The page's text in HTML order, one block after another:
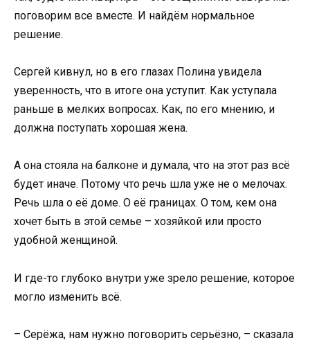
поговорим все вместе. И найдём нормальное
решение.
Сергей кивнул, но в его глазах Полина увидела
уверенность, что в итоге она уступит. Как уступала
раньше в мелких вопросах. Как, по его мнению, и
должна поступать хорошая жена.
А она стояла на балконе и думала, что на этот раз всё
будет иначе. Потому что речь шла уже не о мелочах.
Речь шла о её доме. О её границах. О том, кем она
хочет быть в этой семье – хозяйкой или просто
удобной женщиной.
И где-то глубоко внутри уже зрело решение, которое
могло изменить всё.
– Серёжа, нам нужно поговорить серьёзно, – сказала